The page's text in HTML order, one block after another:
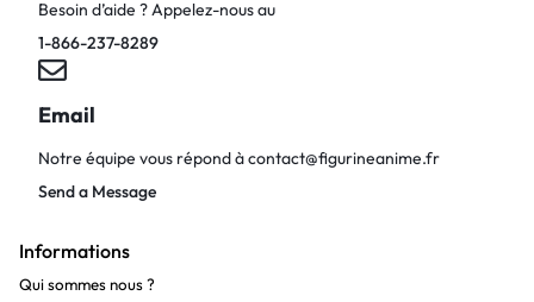
Besoin d’aide ? Appelez-nous au
1-866-237-8289
Email
Notre équipe vous répond àcontact@figurineanime.fr
Send a Message
Informations
Qui sommes nous ?